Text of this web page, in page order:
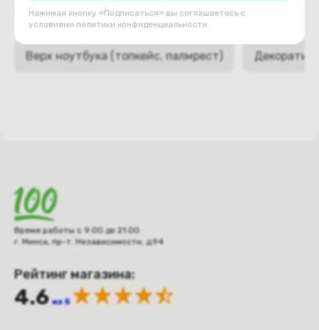
Нажимая кнопку «Подписаться» вы соглашаетесь с
условиями политики конфиденциальности
Подборки товаров в категории
Верх ноутбука (топкейс, палмрест)
Время работы с 9:00 до 21:00
г. Минск, пр-т. Независимости, д.94
Рейтинг магазина:
4.6 из 5